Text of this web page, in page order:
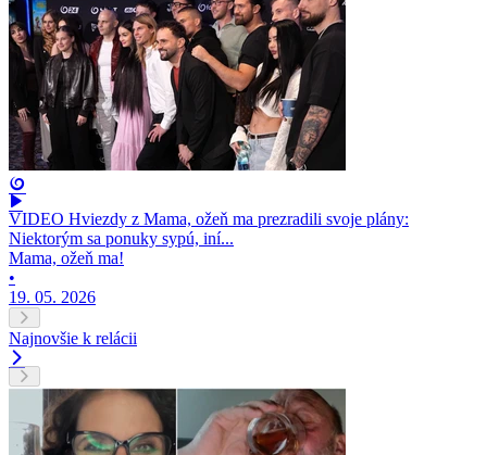
VIDEO Hviezdy z Mama, ožeň ma prezradili svoje plány:
Niektorým sa ponuky sypú, iní...
Mama, ožeň ma!
•
19. 05. 2026
Najnovšie k relácii